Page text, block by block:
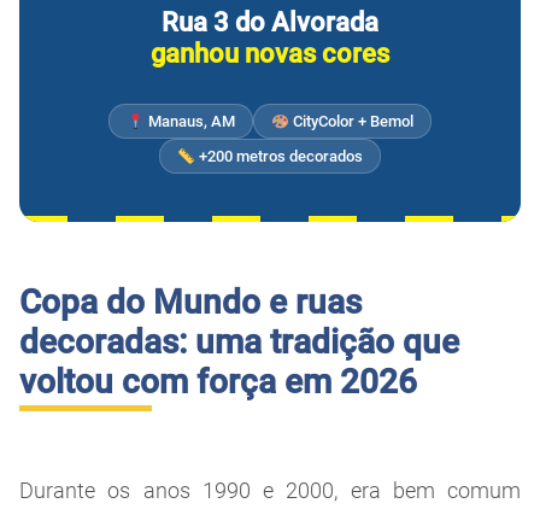
Rua 3 do Alvorada
ganhou novas cores
Manaus, AM
CityColor + Bemol
+200 metros decorados
Copa do Mundo e ruas
decoradas: uma tradição que
voltou com força em 2026
Durante os anos 1990 e 2000, era bem comum